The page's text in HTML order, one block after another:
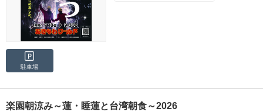
駐車場
楽園朝涼み～蓮・睡蓮と台湾朝食～2026